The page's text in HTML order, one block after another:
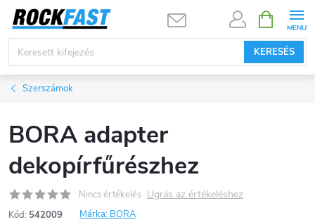
Ugrás
KERESÉS
KOSÁR
Szerszámok
BORA adapter
dekopírfűrészhez
Nincs értékelés Ugrás az értékeléshez
Kód: 542009 Márka: BORA